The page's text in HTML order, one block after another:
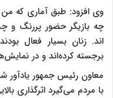
وی افزود: طبق آماری که من
چه بازیگر حضور پررنگ و
اند. زنان بسیار فعال
برجسته کرده‌اند و در
معاون رئیس جمهور یادآور
با مردم می‌گیرد اثرگذاری